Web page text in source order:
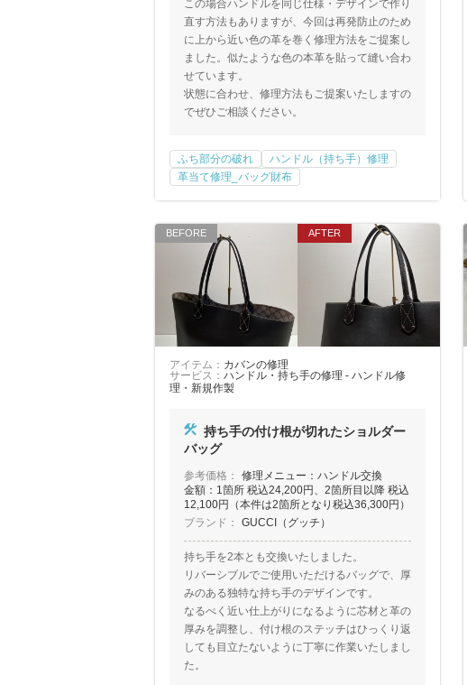
この場合ハンドルを同じ仕様・デザインで作り
直す方法もありますが、今回は再発防止のため
に上から近い色の革を巻く修理方法をご提案し
ました。似たような色の本革を貼って縫い合わ
せています。
状態に合わせ、修理方法もご提案いたしますの
でぜひご相談ください。
ふち部分の破れ
ハンドル（持ち手）修理
革当て修理_バッグ財布
アイテム： カバンの修理
サービス： ハンドル・持ち手の修理 - ハンドル修
理・新規作製
持ち手の付け根が切れたショルダー
バッグ
参考価格：
修理メニュー：ハンドル交換
金額：1箇所 税込24,200円、2箇所目以降 税込
12,100円（本件は2箇所となり税込36,300円）
ブランド：
GUCCI（グッチ）
持ち手を2本とも交換いたしました。
リバーシブルでご使用いただけるバッグで、厚
みのある独特な持ち手のデザインです。
なるべく近い仕上がりになるように芯材と革の
厚みを調整し、付け根のステッチはひっくり返
しても目立たないように丁寧に作業いたしまし
た。